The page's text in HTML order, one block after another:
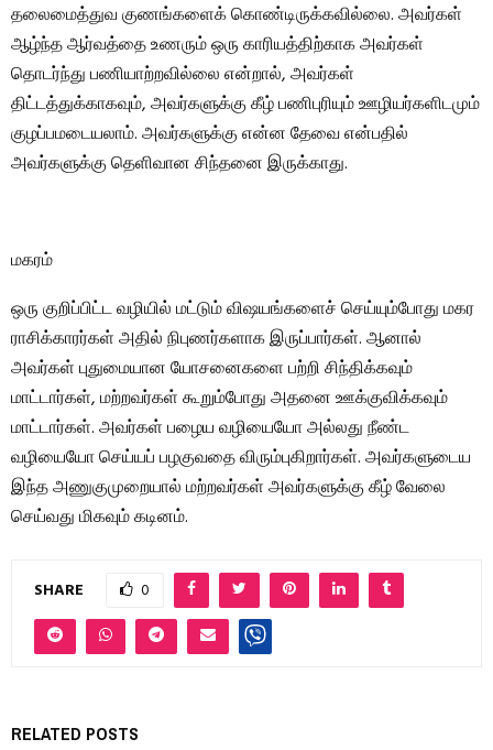
தலைமைத்துவ குணங்களைக் கொண்டிருக்கவில்லை. அவர்கள்
ஆழ்ந்த ஆர்வத்தை உணரும் ஒரு காரியத்திற்காக அவர்கள்
தொடர்ந்து பணியாற்றவில்லை என்றால், அவர்கள்
திட்டத்துக்காகவும், அவர்களுக்கு கீழ் பணிபுரியும் ஊழியர்களிடமும்
குழப்பமடையலாம். அவர்களுக்கு என்ன தேவை என்பதில்
அவர்களுக்கு தெளிவான சிந்தனை இருக்காது.
மகரம்
ஒரு குறிப்பிட்ட வழியில் மட்டும் விஷயங்களைச் செய்யும்போது மகர
ராசிக்காரர்கள் அதில் நிபுணர்களாக இருப்பார்கள். ஆனால்
அவர்கள் புதுமையான யோசனைகளை பற்றி சிந்திக்கவும்
மாட்டார்கள், மற்றவர்கள் கூறும்போது அதனை ஊக்குவிக்கவும்
மாட்டார்கள். அவர்கள் பழைய வழியையோ அல்லது நீண்ட
வழியையோ செய்யப் பழகுவதை விரும்புகிறார்கள். அவர்களுடைய
இந்த அணுகுமுறையால் மற்றவர்கள் அவர்களுக்கு கீழ் வேலை
செய்வது மிகவும் கடினம்.
SHARE 0
RELATED POSTS